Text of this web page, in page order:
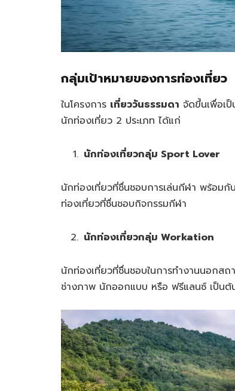
กลุ่มเป้าหมายของการท่องเที่ยว
ในโครงการ เที่ยววันธรรมดา จัดขึ้นเพื่อเ
นักท่องเที่ยว 2 ประเภท ได้แก่
นักท่องเที่ยวกลุ่ม Sport Lover
นักท่องเที่ยวที่ชื่นชอบการเล่นกีฬา พร้อม
ท่องเที่ยวที่ชื่นชอบกิจกรรมกีฬา
นักท่องเที่ยวกลุ่ม Workation
นักท่องเที่ยวที่ชื่นชอบในการทำงานนอกส
ช่างภาพ นักออกแบบ หรือ ฟรีแลนซ์ เป็นต้